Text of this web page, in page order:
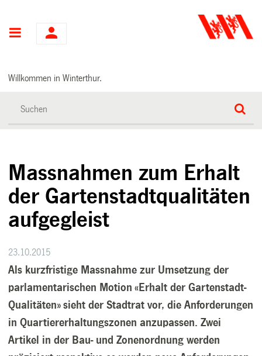
Hauptnavigation
Willkommen in Winterthur.
Massnahmen zum Erhalt
der Gartenstadtqualitäten
aufgegleist
23.10.2015
Als kurzfristige Massnahme zur Umsetzung der
parlamentarischen Motion «Erhalt der Gartenstadt-
Qualitäten» sieht der Stadtrat vor, die Anforderungen
in Quartiererhaltungszonen anzupassen. Zwei
Artikel in der Bau- und Zonenordnung werden